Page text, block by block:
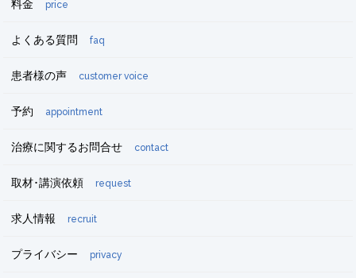
price
よくある質問 faq
患者様の声 customer voice
予約 appointment
治療に関するお問合せ contact
取材･講演依頼 request
求人情報 recruit
プライバシー privacy